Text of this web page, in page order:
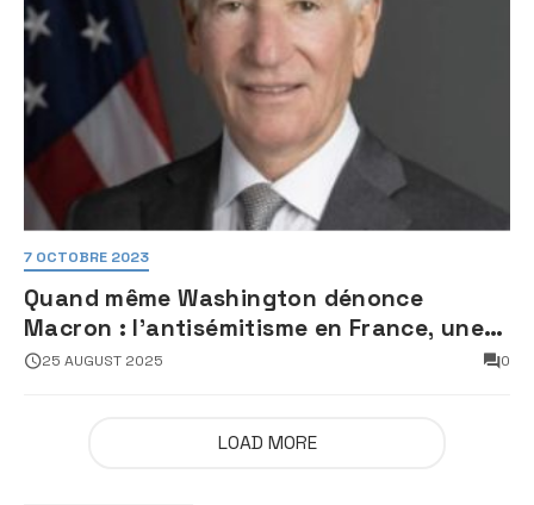
7 OCTOBRE 2023
Quand même Washington dénonce
Macron : l’antisémitisme en France, une
faillite d’État
25 AUGUST 2025 0
LOAD MORE